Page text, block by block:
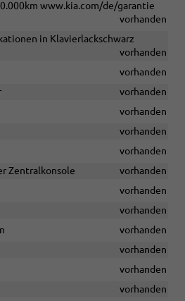
www.kia.com/de/garantie
vorhanden
in Klavierlackschwarz
vorhanden
vorhanden
vorhanden
vorhanden
vorhanden
vorhanden
Zentralkonsole
vorhanden
vorhanden
vorhanden
vorhanden
vorhanden
vorhanden
vorhanden